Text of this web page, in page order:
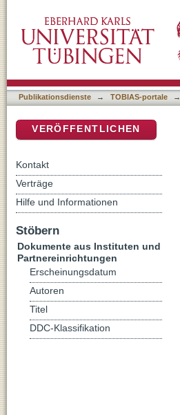
Publikationsdienste → TOBIAS-portale →
VERÖFFENTLICHEN
Kontakt
Verträge
Hilfe und Informationen
Stöbern
Dokumente aus Instituten und
Partnereinrichtungen
Erscheinungsdatum
Autoren
Titel
DDC-Klassifikation